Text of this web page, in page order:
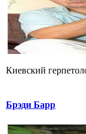
Киевский
Брэди Барр